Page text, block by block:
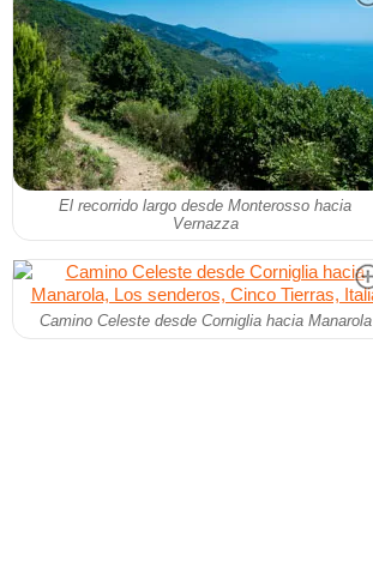
El recorrido largo desde Monterosso hacia
Vernazza
Camino Celeste desde Corniglia hacia Manarola